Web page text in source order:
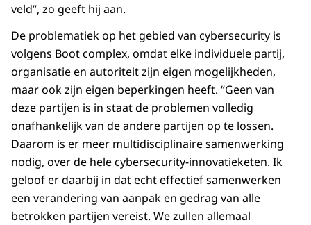
veld”, zo geeft hij aan.
De problematiek op het gebied van cybersecurity is
volgens Boot complex, omdat elke individuele partij,
organisatie en autoriteit zijn eigen mogelijkheden,
maar ook zijn eigen beperkingen heeft. “Geen van
deze partijen is in staat de problemen volledig
onafhankelijk van de andere partijen op te lossen.
Daarom is er meer multidisciplinaire samenwerking
nodig, over de hele cybersecurity-innovatieketen. Ik
geloof er daarbij in dat echt effectief samenwerken
een verandering van aanpak en gedrag van alle
betrokken partijen vereist. We zullen allemaal